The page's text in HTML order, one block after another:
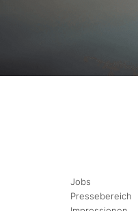
Jobs
Pressebereich